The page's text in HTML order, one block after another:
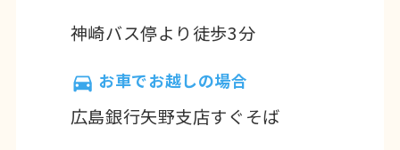
神崎バス停より徒歩3分
お車でお越しの場合
広島銀行矢野支店すぐそば